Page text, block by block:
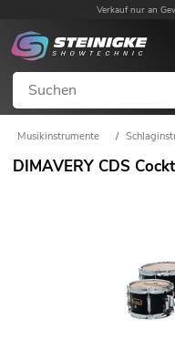
Verkauf nur an
Musikinstrumente /
DIMAVERY CDS